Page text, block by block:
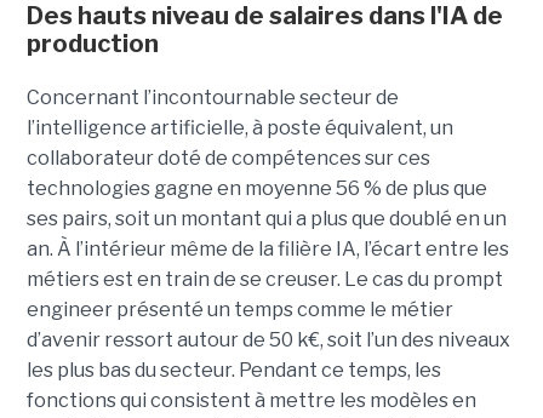
Des hauts niveau de salaires dans l'IA de
production
Concernant l’incontournable secteur de
l’intelligence artificielle, à poste équivalent, un
collaborateur doté de compétences sur ces
technologies gagne en moyenne 56 % de plus que
ses pairs, soit un montant qui a plus que doublé en un
an. À l’intérieur même de la filière IA, l’écart entre les
métiers est en train de se creuser. Le cas du prompt
engineer présenté un temps comme le métier
d’avenir ressort autour de 50 k€, soit l’un des niveaux
les plus bas du secteur. Pendant ce temps, les
fonctions qui consistent à mettre les modèles en